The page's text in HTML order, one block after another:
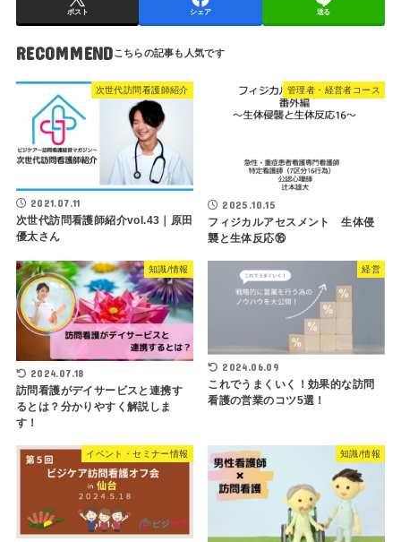
ポスト シェア 送る
RECOMMEND
次世代訪問看護師紹介
2021.07.11
次世代訪問看護師紹介vol.43｜原田
優太さん
管理者・経営者コース
2025.10.15
フィジカルアセスメント 生体侵
襲と生体反応⑯
知識/情報
2024.07.18
訪問看護がデイサービスと連携す
るとは？分かりやすく解説しま
す！
経営
2024.06.09
これでうまくいく！効果的な訪問
看護の営業のコツ5選！
イベント・セミナー情報 知識/情報